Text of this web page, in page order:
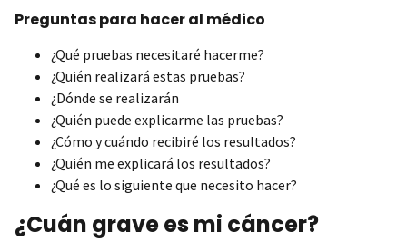
Preguntas para hacer al médico
¿Qué pruebas necesitaré hacerme?
¿Quién realizará estas pruebas?
¿Dónde se realizarán
¿Quién puede explicarme las pruebas?
¿Cómo y cuándo recibiré los resultados?
¿Quién me explicará los resultados?
¿Qué es lo siguiente que necesito hacer?
¿Cuán grave es mi cáncer?